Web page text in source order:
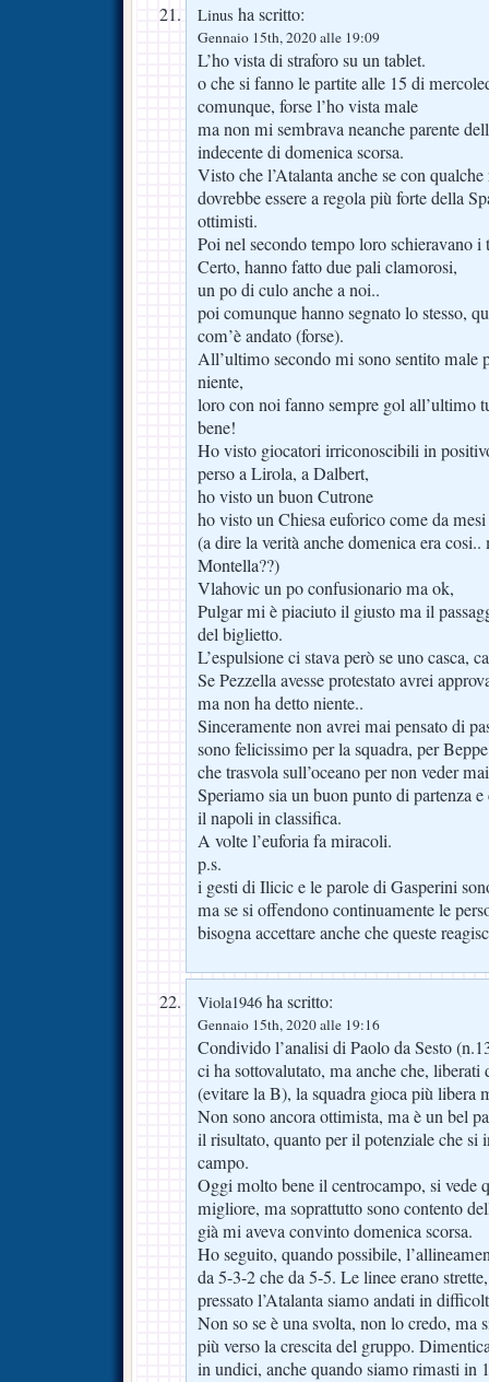
Linus ha scritto:
Gennaio 15th, 2020 alle 19:09
L’ho vista di straforo su un tablet.
o che si fanno le partite alle 15 di
comunque, forse l’ho vista male
ma non mi sembrava neanche parente
indecente di domenica scorsa.
Visto che l’Atalanta anche se con
dovrebbe essere a regola più forte della
ottimisti.
Poi nel secondo tempo loro schieravano
Certo, hanno fatto due pali clamorosi,
un po di culo anche a noi..
poi comunque hanno segnato lo stesso,
com’è andato (forse).
All’ultimo secondo mi sono sentito male
niente,
loro con noi fanno sempre gol all’ultimo
bene!
Ho visto giocatori irriconoscibili in
perso a Lirola, a Dalbert,
ho visto un buon Cutrone
ho visto un Chiesa euforico come da
(a dire la verità anche domenica era
Montella??)
Vlahovic un po confusionario ma ok,
Pulgar mi è piaciuto il giusto ma il
del biglietto.
L’espulsione ci stava però se uno casca,
Se Pezzella avesse protestato avrei
ma non ha detto niente..
Sinceramente non avrei mai pensato di
sono felicissimo per la squadra, per
che trasvola sull’oceano per non veder
Speriamo sia un buon punto di partenza
il napoli in classifica.
A volte l’euforia fa miracoli.
p.s.
i gesti di Ilicic e le parole di Gasperini
ma se si offendono continuamente le
bisogna accettare anche che queste
Viola1946 ha scritto:
Gennaio 15th, 2020 alle 19:16
Condivido l’analisi di Paolo da Sesto
ci ha sottovalutato, ma anche che, liberati
(evitare la B), la squadra gioca più libera
Non sono ancora ottimista, ma è un bel
il risultato, quanto per il potenziale che si
campo.
Oggi molto bene il centrocampo, si vede
migliore, ma soprattutto sono contento
già mi aveva convinto domenica scorsa.
Ho seguito, quando possibile,
da 5-3-2 che da 5-5. Le linee erano
pressato l’Atalanta siamo andati in
Non so se è una svolta, non lo credo, ma
più verso la crescita del gruppo.
in undici, anche quando siamo rimasti in